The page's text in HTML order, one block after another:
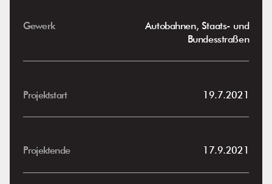
Gewerk
Autobahnen, Staats- und
Bundesstraßen
Projektstart 19.7.2021
Projektende 17.9.2021